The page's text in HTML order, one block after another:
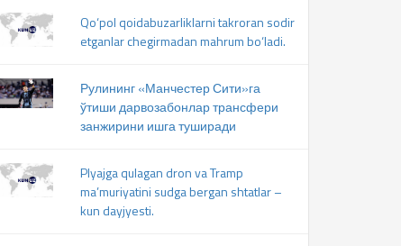
Qo‘pol qoidabuzarliklarni takroran sodir
etganlar chegirmadan mahrum bo‘ladi.
Рулининг «Манчестер Сити»га
ўтиши дарвозабонлар трансфери
занжирини ишга туширади
Plyajga qulagan dron va Tramp
ma’muriyatini sudga bergan shtatlar –
kun dayjyesti.